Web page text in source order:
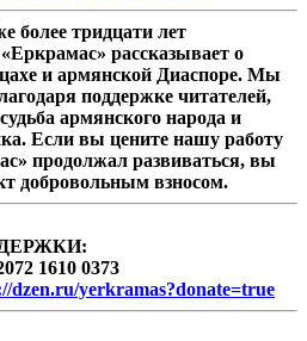
более тридцати лет
рассказывает о
и армянской Диаспоре. Мы
поддержке читателей,
армянского народа и
Если вы цените нашу работу
продолжал развиваться, вы
добровольным взносом.
1610 0373
dzen.ru/yerkramas?donate=true